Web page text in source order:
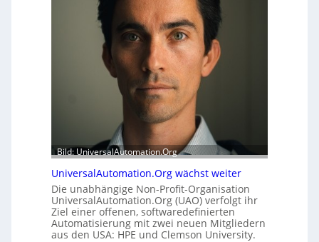
t
a
t
u
b
a
u
e
m
m
n
i
d
u
l
e
i
0
u
n
d
4
0
A
Bild: UniversalAutomation.Org
UniversalAutomation.Org wächst weiter
Die unabhängige Non-Profit-Organisation
UniversalAutomation.Org (UAO) verfolgt ihr
Ziel einer offenen, softwaredefinierten
Automatisierung mit zwei neuen Mitgliedern
aus den USA: HPE und Clemson University.